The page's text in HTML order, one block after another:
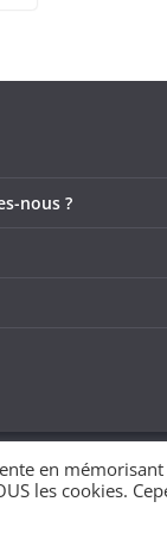
nous ?
en mémorisant
les cookies.